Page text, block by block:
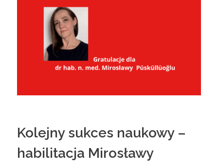
Kolejny sukces naukowy –
habilitacja Mirosławy